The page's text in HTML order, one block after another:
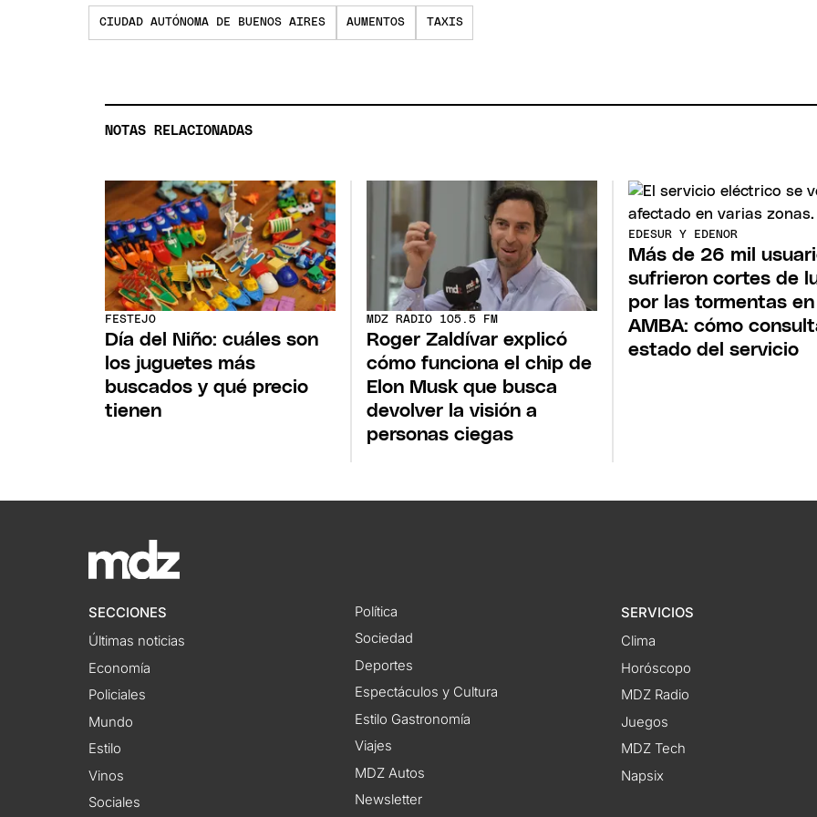
CIUDAD AUTÓNOMA DE BUENOS AIRES AUMENTOS TAXIS
NOTAS RELACIONADAS
FESTEJO
Día del Niño: cuáles son
los juguetes más
buscados y qué precio
tienen
MDZ RADIO 105.5 FM
Roger Zaldívar explicó
cómo funciona el chip de
Elon Musk que busca
devolver la visión a
personas ciegas
EDESUR Y EDENOR
Más de 26 mil
sufrieron cortes de
por las tormentas en
AMBA: cómo
estado del servicio
SECCIONES
Últimas noticias
Economía
Policiales
Mundo
Estilo
Vinos
Sociales
Política
Sociedad
Deportes
Espectáculos y Cultura
Estilo Gastronomía
Viajes
MDZ Autos
Newsletter
SERVICIOS
Clima
Horóscopo
MDZ Radio
Juegos
MDZ Tech
Napsix